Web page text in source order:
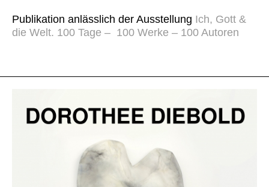
Publikation anlässlich der Ausstellung Ich, Gott &
die Welt. 100 Tage – 100 Werke – 100 Autoren